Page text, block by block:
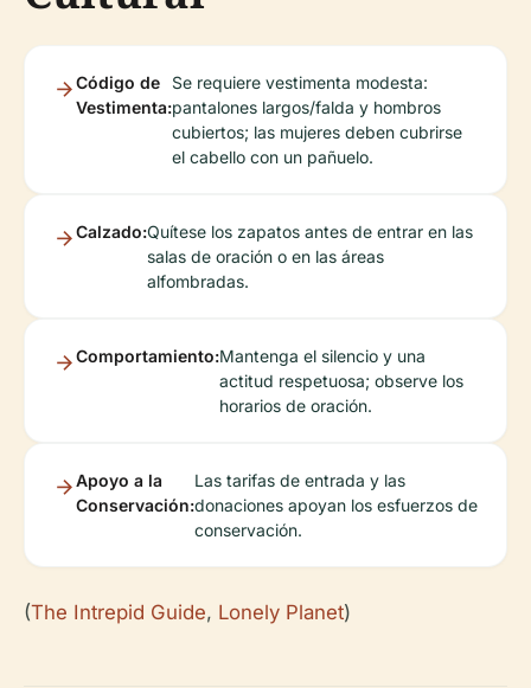
Código de
Vestimenta:
Se requiere vestimenta modesta:
pantalones largos/falda y hombros
cubiertos; las mujeres deben cubrirse
el cabello con un pañuelo.
Calzado:Quítese los zapatos antes de entrar en las
salas de oración o en las áreas
alfombradas.
Comportamiento:Mantenga el silencio y una
actitud respetuosa; observe los
horarios de oración.
Apoyo a la
Conservación:
Las tarifas de entrada y las
donaciones apoyan los esfuerzos de
conservación.
(The Intrepid Guide, Lonely Planet)